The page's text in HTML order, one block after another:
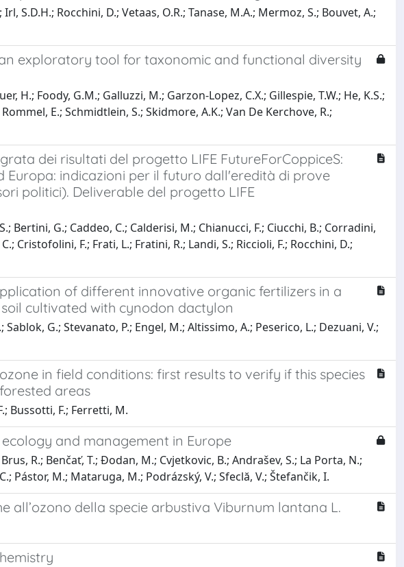
S.D.H.; Rocchini, D.; Vetaas, O.R.; Tanase, M.A.; Mermoz, S.; Bouvet, A.;
exploratory tool for taxonomic and functional diversity
H.; Foody, G.M.; Galluzzi, M.; Garzon-Lopez, C.X.; Gillespie, T.W.; He, K.S.;
E.; Schmidtlein, S.; Skidmore, A.K.; Van De Kerchove, R.;
dei risultati del progetto LIFE FutureForCoppiceS:
Europa: indicazioni per il futuro dall'eredità di prove
politici). Deliverable del progetto LIFE
Bertini, G.; Caddeo, C.; Calderisi, M.; Chianucci, F.; Ciucchi, B.; Corradini,
Cristofolini, F.; Frati, L.; Fratini, R.; Landi, S.; Riccioli, F.; Rocchini, D.;
of different innovative organic fertilizers in a
cultivated with cynodon dactylon
G.; Stevanato, P.; Engel, M.; Altissimo, A.; Peserico, L.; Dezuani, V.;
in field conditions: first results to verify if this species
areas
Bussotti, F.; Ferretti, M.
and management in Europe
R.; Benčať, T.; Đodan, M.; Cvjetkovic, B.; Andrašev, S.; La Porta, N.;
Pástor, M.; Mataruga, M.; Podrázský, V.; Sfeclă, V.; Štefančik, I.
all’ozono della specie arbustiva Viburnum lantana L.